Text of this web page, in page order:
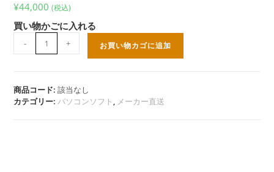
¥44,000 (税込)
買い物かごに入れる
MyNews
パ
個
- + お買い物カゴに追加
商品コード:該当なし
カテゴリー:パソコンソフト , メーカー直送